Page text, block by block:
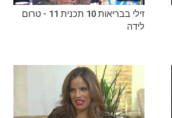
זילי בבריאות 10 תכנית 11 - טרום
לידה